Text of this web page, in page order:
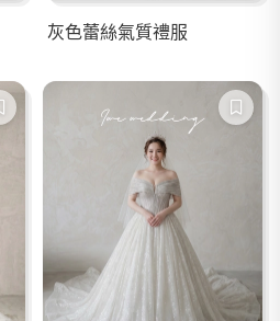
灰色蕾絲氣質禮服